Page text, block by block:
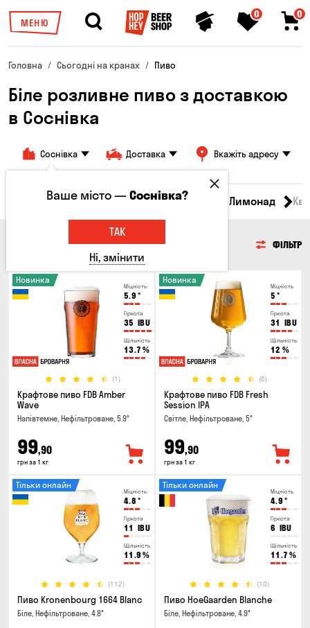
МЕНЮ
0 0
Головна Сьогодні на кранах Пиво
Біле розливне пиво з доставкою
в Соснівка
Соснівка Доставка Вкажіть адресу
Всі товари Пиво Сидр Лимонад
ФІЛЬТР
Міцність
5.9 °
Гіркота
35 IBU
Щільність
13.7 %
(1)
Новинка
Крафтове пиво FDB Amber
Wave
Напівтемне, Нефільтроване, 5.9°
99,90
грн за 1 кг
Міцність
5 °
Гіркота
31 IBU
Щільність
12 %
(6)
Новинка
Крафтове пиво FDB Fresh
Session IPA
Світле, Нефільтроване, 5°
99,90
грн за 1 кг
Міцність
4.8 °
Гіркота
11 IBU
Щільність
11.9 %
(112)
Тільки онлайн
Пиво Kronenbourg 1664 Blanc
Біле, Нефільтроване, 4.8°
Міцність
4.9 °
Гіркота
6 IBU
Щільність
11.7 %
(10)
Тільки онлайн
Пиво HoeGaarden Blanche
Біле, Нефільтроване, 4.9°
Ваше місто —Соснівка?
ТАК
Ні, змінити